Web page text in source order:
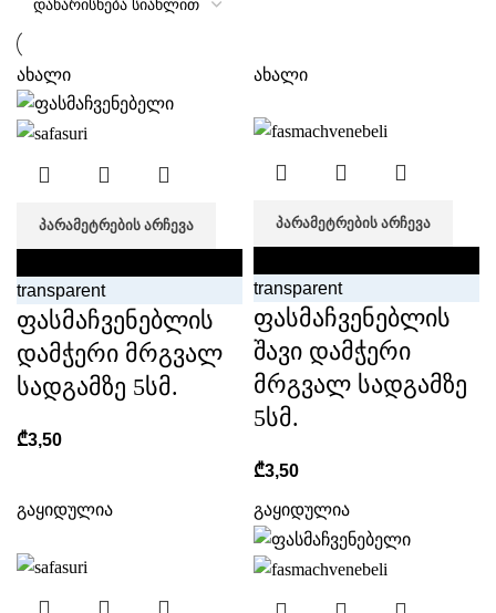
ახალი
ᲞᲐᲠᲐᲛᲔᲢᲠᲔᲑᲘᲡ ᲐᲠᲩᲔᲕᲐ
transparent
ფასმაჩვენებლის
დამჭერი მრგვალ
სადგამზე 5სმ.
₾3,50
ახალი
ᲞᲐᲠᲐᲛᲔᲢᲠᲔᲑᲘᲡ ᲐᲠᲩᲔᲕᲐ
transparent
ფასმაჩვენებლის
შავი დამჭერი
მრგვალ სადგამზე
5სმ.
₾3,50
გაყიდულია გაყიდულია